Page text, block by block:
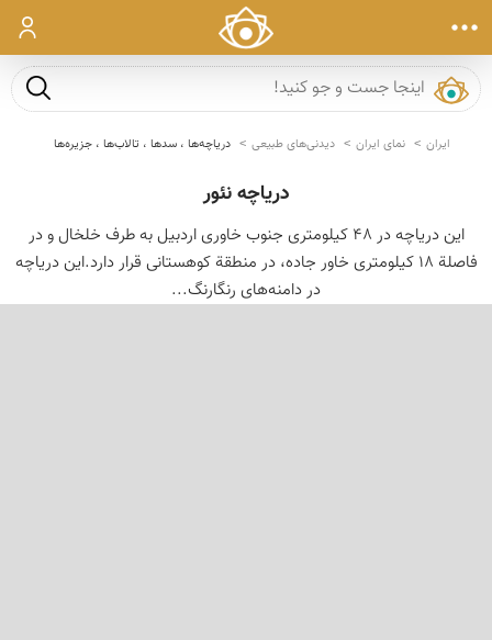
ورود
جست و
ایران نمای ایران دیدنی‌های طبیعی دریاچه‌ها ، سدها ، تالاب‌ها ، جزیره‌ها
دریاچه نئور
این دریاچه در 48 کیلومترى جنوب خاورى اردبیل به طرف خلخال و در
فاصلة 18 کیلومترى خاور جاده، در منطقة کوهستانى قرار دارد.این دریاچه
در دامنه‌های رنگارنگ...